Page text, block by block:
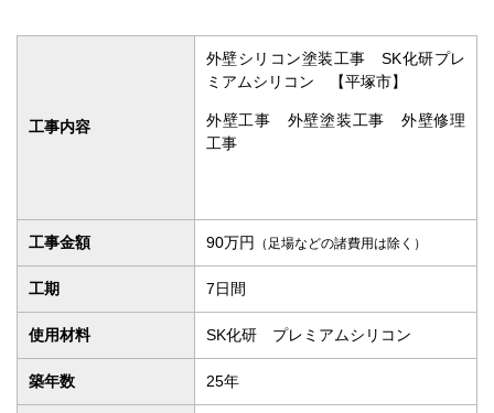
工事内容
外壁シリコン塗装工事 SK化研プレ
ミアムシリコン 【平塚市】
外壁工事 外壁塗装工事 外壁修理
工事
工事金額 90万円 （足場などの諸費用は除く）
工期 7日間
使用材料 SK化研 プレミアムシリコン
築年数 25年